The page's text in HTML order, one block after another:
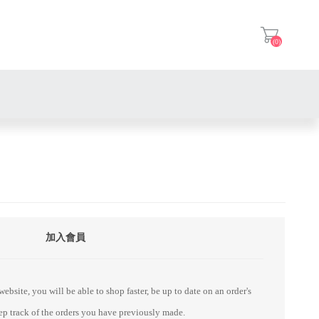
(0)
加入會員
you will be able to shop faster, be up to date on an order's
track of the orders you have previously made.